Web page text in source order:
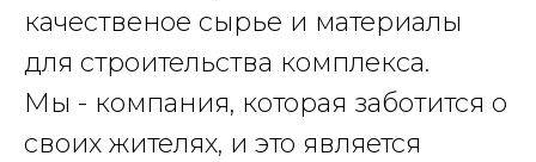
качественое сырье и материалы
для строительства комплекса.
Мы - компания, которая заботится о
своих жителях, и это является